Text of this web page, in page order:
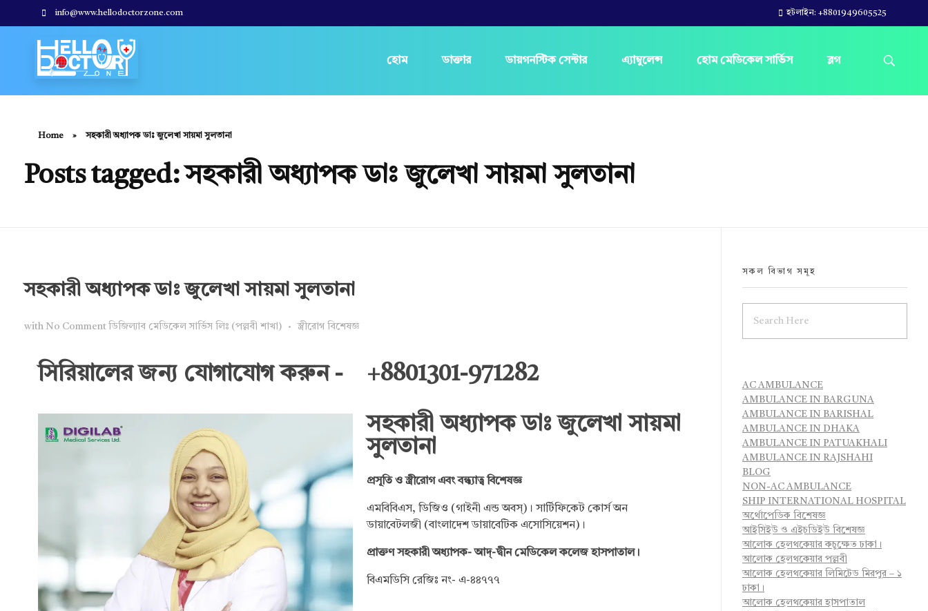
info@www.hellodoctorzone.com হটলাইন: +8801949605525
হোম ডাক্তার ডায়গনস্টিক সেন্টার এ্যাম্বুলেন্স হোম মেডিকেল সার্ভিস ব্লগ
Home » সহকারী অধ্যাপক ডাঃ জুলেখা সায়মা সুলতানা
Posts tagged: সহকারী অধ্যাপক ডাঃ জুলেখা সায়মা সুলতানা
সহকারী অধ্যাপক ডাঃ জুলেখা সায়মা সুলতানা
with No Comment ডিজিল্যাব মেডিকেল সার্ভিস লিঃ (পল্লবী শাখা) স্ত্রীরোগ বিশেষজ্ঞ
সিরিয়ালের জন্য যোগাযোগ করুন - +8801301-971282
সহকারী অধ্যাপক ডাঃ জুলেখা সায়মা
সুলতানা
প্রসূতি ও স্ত্রীরোগ এবং বন্ধ্যাত্ব বিশেষজ্ঞ
এমবিবিএস, ডিজিও (গাইনী এন্ড অবস্‌)। সার্টিফিকেট কোর্স অন
ডায়াবেটলজী (বাংলাদেশ ডায়াবেটিক এসোসিয়েশন)।
প্রাক্তণ সহকারী অধ্যাপক- আদ্‌-দ্বীন মেডিকেল কলেজ হাসপাতাল।
বিএমডিসি রেজিঃ নং- এ-৪৪৭৭৭
সকল বিভাগ সমূহ
AC AMBULANCE
AMBULANCE IN BARGUNA
AMBULANCE IN BARISHAL
AMBULANCE IN DHAKA
AMBULANCE IN PATUAKHALI
AMBULANCE IN RAJSHAHI
BLOG
NON-AC AMBULANCE
SHIP INTERNATIONAL HOSPITAL
অর্থোপেডিক বিশেষজ্ঞ
আইসিইউ ও এইচডিইউ বিশেষজ্ঞ
আলোক হেলথকেয়ার কচুক্ষেত ঢাকা।
আলোক হেলথকেয়ার পল্লবী
আলোক হেলথকেয়ার লিমিটেড মিরপুর – ১
ঢাকা।
আলোক হেলথকেয়ার হাসপাতাল